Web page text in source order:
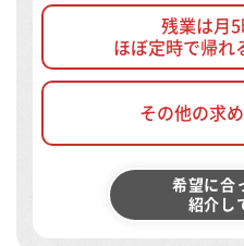
残業は月5
ほぼ定時で帰れ
その他の求
希望に合
紹介し